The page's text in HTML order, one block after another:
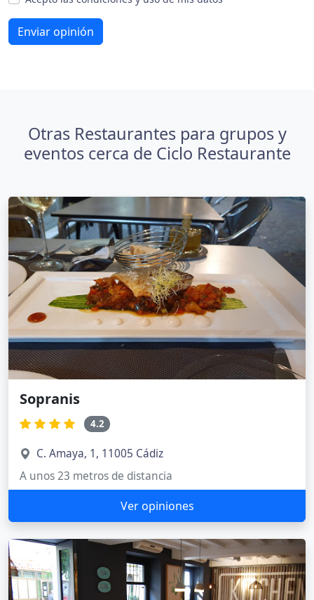
Enviar opinión
Otras Restaurantes para grupos y
eventos cerca de Ciclo Restaurante
Sopranis
4.2
C. Amaya, 1, 11005 Cádiz
A unos 23 metros de distancia
Ver opiniones